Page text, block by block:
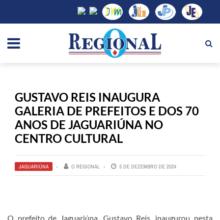
GUSTAVO REIS INAUGURA
GALERIA DE PREFEITOS E DOS 70
ANOS DE JAGUARIÚNA NO
CENTRO CULTURAL
JAGUARIÚNA O REGIONAL 5 DE DEZEMBRO DE 2024
O prefeito de Jaguariúna, Gustavo Reis, inaugurou nesta